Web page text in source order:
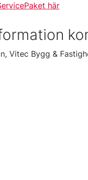
här
Vitec Bygg &